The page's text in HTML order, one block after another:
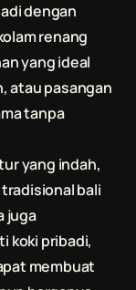
dengan
renang
yang ideal
atau pasangan
tanpa
yang indah,
bali
juga
koki pribadi,
membuat